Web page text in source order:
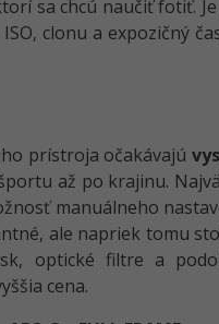
sa chcú naučiť fotiť.
clonu a expozičný
prístroja očakávajú
až po krajinu.
manuálneho
ale napriek tomu
optické filtre a
cena.